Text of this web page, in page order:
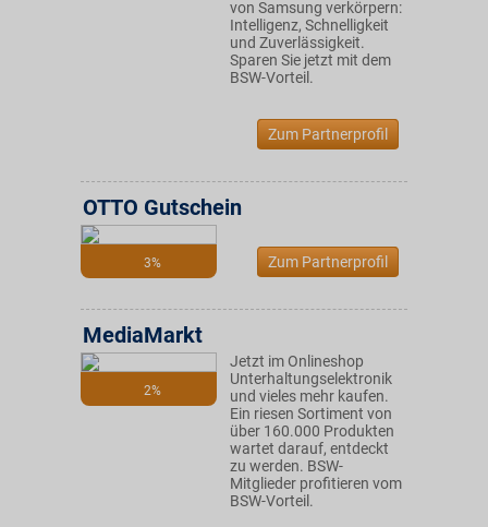
von Samsung verkörpern:
Intelligenz, Schnelligkeit
und Zuverlässigkeit.
Sparen Sie jetzt mit dem
BSW-Vorteil.
Zum Partnerprofil
3%
OTTO Gutschein
Zum Partnerprofil
2%
MediaMarkt
Jetzt im Onlineshop
Unterhaltungselektronik
und vieles mehr kaufen.
Ein riesen Sortiment von
über 160.000 Produkten
wartet darauf, entdeckt
zu werden. BSW-
Mitglieder profitieren vom
BSW-Vorteil.